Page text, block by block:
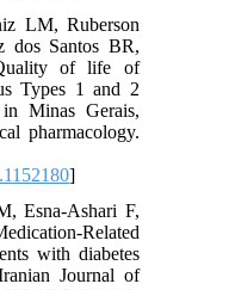
LM, Ruberson
dos Santos BR,
of life of
Types 1 and 2
in Minas Gerais,
pharmacology.
Esna-Ashari F,
Related
with diabetes
Journal of